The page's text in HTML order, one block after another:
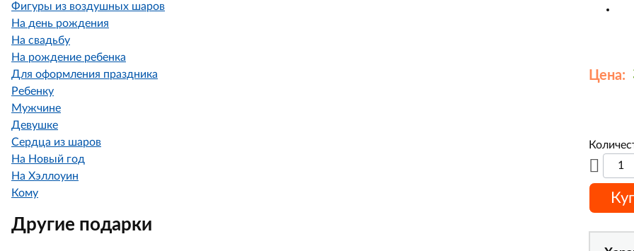
Цена:
Фигуры из воздушных шаров
На день рождения
На свадьбу
На рождение ребенка
Для оформления праздника
Ребенку
Мужчине
Девушке
Сердца из шаров
На Новый год
На Хэллоуин
Кому
Другие подарки